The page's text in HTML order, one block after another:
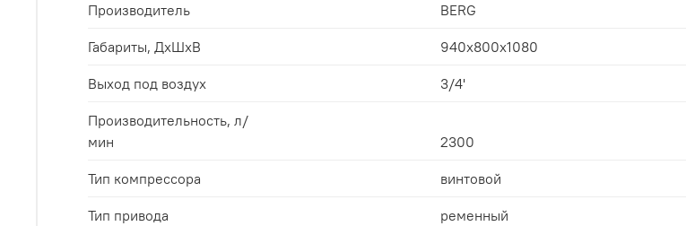
Производитель BERG
Габариты, ДхШхВ 940x800x1080
Выход под воздух 3/4'
Производительность, л/
мин
2300
Тип компрессора винтовой
Тип привода ременный